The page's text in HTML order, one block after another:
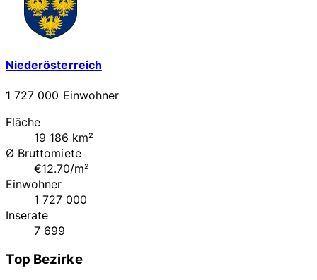
Niederösterreich
1 727 000 Einwohner
Fläche
19 186 km²
Ø Bruttomiete
€12.70/m²
Einwohner
1 727 000
Inserate
7 699
Top Bezirke